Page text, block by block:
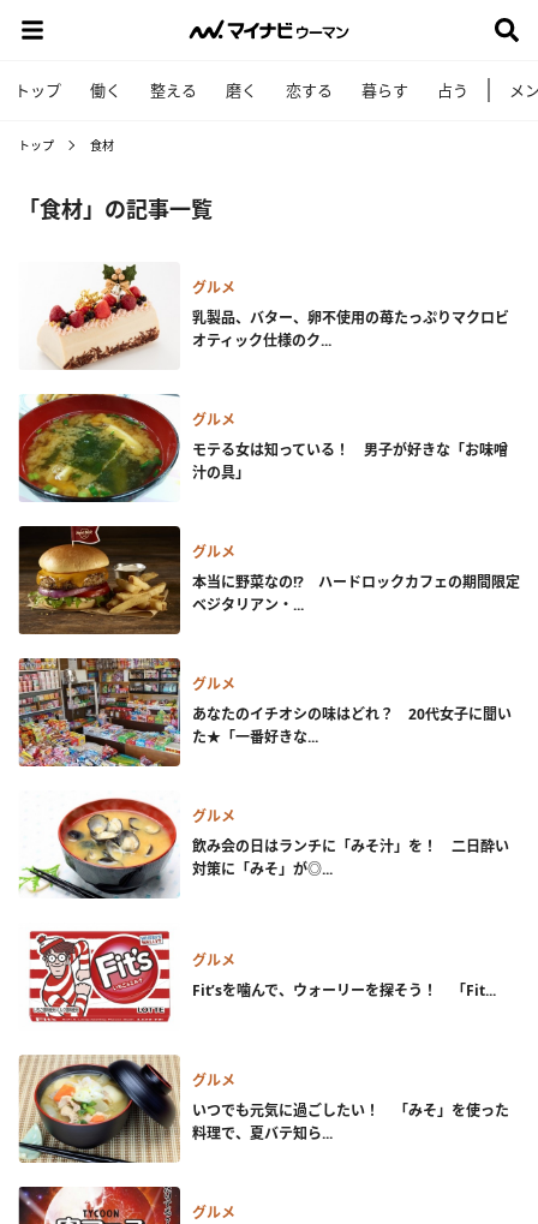
トップ 働く 整える 磨く 恋する 暮らす 占う メ
トップ 食材
「食材」の記事一覧
グルメ
乳製品、バター、卵不使用の苺たっぷりマクロビ
オティック仕様のク...
グルメ
モテる女は知っている！ 男子が好きな「お味噌
汁の具」
グルメ
本当に野菜なの!? ハードロックカフェの期間限定
ベジタリアン・...
グルメ
あなたのイチオシの味はどれ？ 20代女子に聞い
た★「一番好きな...
グルメ
飲み会の日はランチに「みそ汁」を！ 二日酔い
対策に「みそ」が◎...
グルメ
Fit’sを噛んで、ウォーリーを探そう！ 「Fit...
グルメ
いつでも元気に過ごしたい！ 「みそ」を使った
料理で、夏バテ知ら...
グルメ